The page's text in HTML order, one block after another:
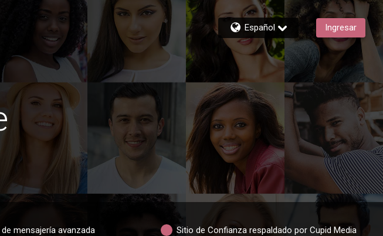
Español Ingresar
mensajería avanzada Sitio de Confianza respaldado por Cupid Media